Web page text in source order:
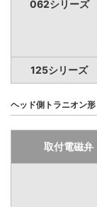
062シリーズ
125シリーズ
ヘッド側トラニオン
取付電磁弁